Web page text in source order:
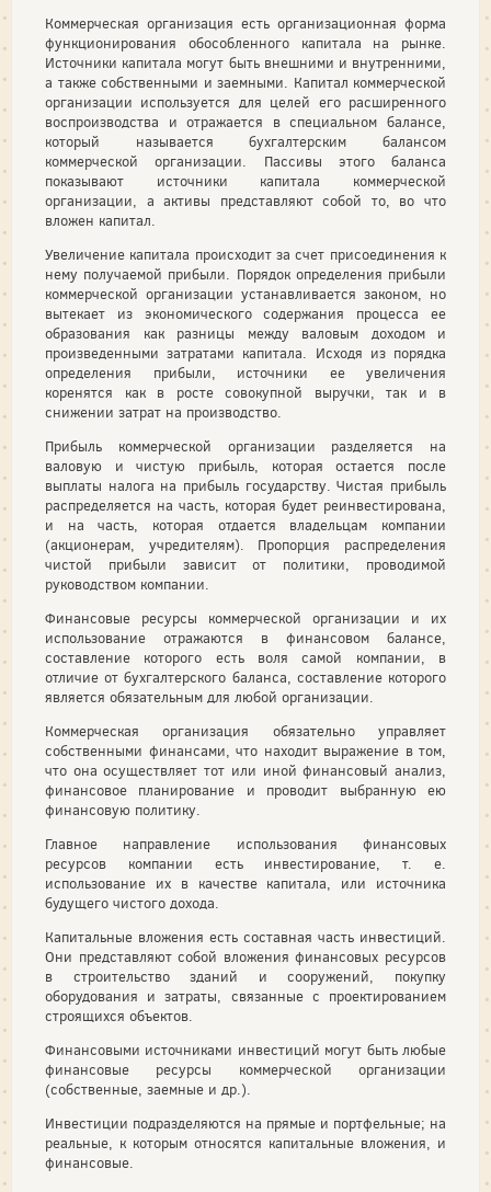
Коммерческая организация есть организационная форма
функционирования обособленного капитала на рынке.
Источники капитала могут быть внешними и внутренними,
а также собственными и заемными. Капитал коммерческой
организации используется для целей его расширенного
воспроизводства и отражается в специальном балансе,
который называется бухгалтерским балансом
коммерческой организации. Пассивы этого баланса
показывают источники капитала коммерческой
организации, а активы представляют собой то, во что
вложен капитал.
Увеличение капитала происходит за счет присоединения к
нему получаемой прибыли. Порядок определения прибыли
коммерческой организации устанавливается законом, но
вытекает из экономического содержания процесса ее
образования как разницы между валовым доходом и
произведенными затратами капитала. Исходя из порядка
определения прибыли, источники ее увеличения
коренятся как в росте совокупной выручки, так и в
снижении затрат на производство.
Прибыль коммерческой организации разделяется на
валовую и чистую прибыль, которая остается после
выплаты налога на прибыль государству. Чистая прибыль
распределяется на часть, которая будет реинвестирована,
и на часть, которая отдается владельцам компании
(акционерам, учредителям). Пропорция распределения
чистой прибыли зависит от политики, проводимой
руководством компании.
Финансовые ресурсы коммерческой организации и их
использование отражаются в финансовом балансе,
составление которого есть воля самой компании, в
отличие от бухгалтерского баланса, составление которого
является обязательным для любой организации.
Коммерческая организация обязательно управляет
собственными финансами, что находит выражение в том,
что она осуществляет тот или иной финансовый анализ,
финансовое планирование и проводит выбранную ею
финансовую политику.
Главное направление использования финансовых
ресурсов компании есть инвестирование, т. е.
использование их в качестве капитала, или источника
будущего чистого дохода.
Капитальные вложения есть составная часть инвестиций.
Они представляют собой вложения финансовых ресурсов
в строительство зданий и сооружений, покупку
оборудования и затраты, связанные с проектированием
строящихся объектов.
Финансовыми источниками инвестиций могут быть любые
финансовые ресурсы коммерческой организации
(собственные, заемные и др.).
Инвестиции подразделяются на прямые и портфельные; на
реальные, к которым относятся капитальные вложения, и
финансовые.